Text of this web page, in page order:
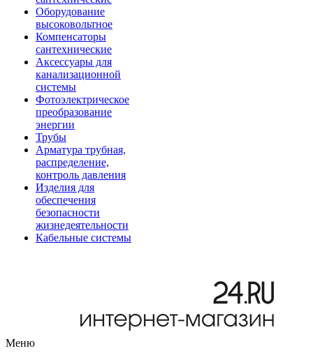
Оборудование
высоковольтное
Компенсаторы
сантехнические
Аксессуары для
канализационной
системы
Фотоэлектрическое
преобразование
энергии
Трубы
Арматура трубная,
распределение,
контроль давления
Изделия для
обеспечения
безопасности
жизнедеятельности
Кабельные системы
Меню